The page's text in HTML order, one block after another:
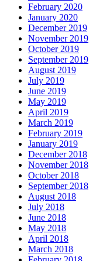
February 2020
January 2020
December 2019
November 2019
October 2019
September 2019
August 2019
July 2019
June 2019
May 2019
April 2019
March 2019
February 2019
January 2019
December 2018
November 2018
October 2018
September 2018
August 2018
July 2018
June 2018
May 2018
April 2018
March 2018